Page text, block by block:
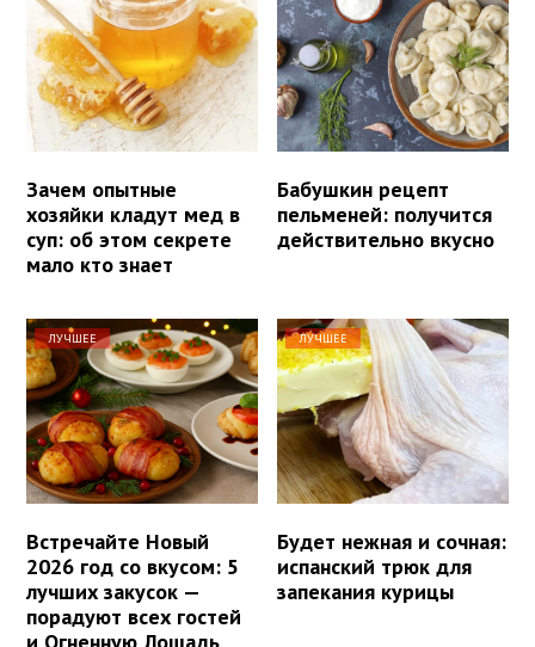
Зачем опытные
хозяйки кладут мед в
суп: об этом секрете
мало кто знает
Бабушкин рецепт
пельменей: получится
действительно вкусно
ЛУЧШЕЕ
Встречайте Новый
2026 год со вкусом: 5
лучших закусок —
порадуют всех гостей
и Огненную Лошадь
ЛУЧШЕЕ
Будет нежная и сочная:
испанский трюк для
запекания курицы